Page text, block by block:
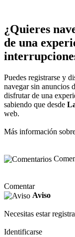
¿Quieres
de una
Puedes registrarse y
navegar sin anuncios
disfrutar de una
sabiendo que desde
web.
Más información
Comentar
Aviso
Necesitas estar
Identificarse